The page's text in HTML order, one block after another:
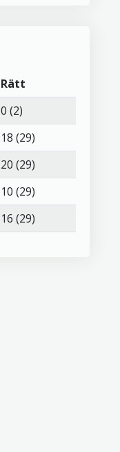
Rätt
0 (2)
18 (29)
20 (29)
10 (29)
16 (29)